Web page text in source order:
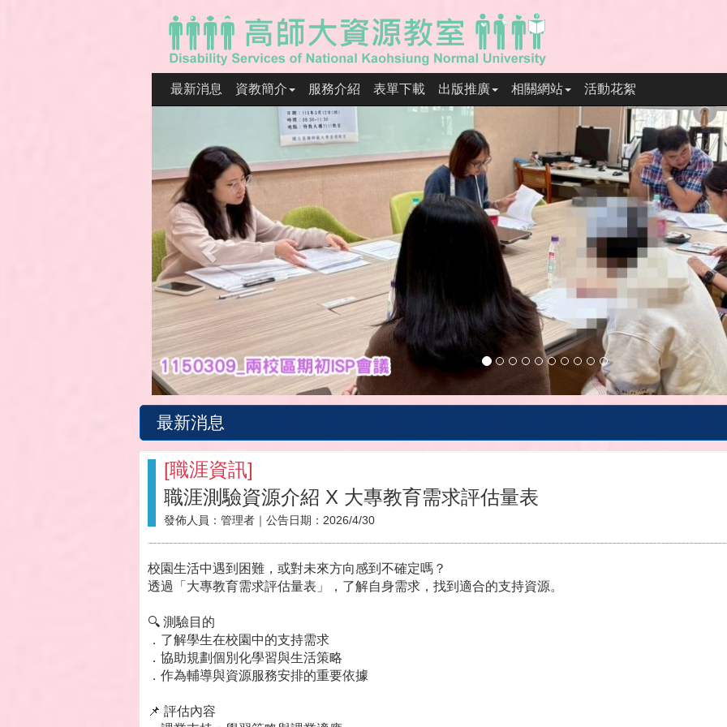
最新消息 資教簡介 服務介紹 表單下載 出版推廣 相關網站 活動花絮
最新消息
[職涯資訊]
職涯測驗資源介紹 X 大專教育需求評估量表
發佈人員： 管理者 ｜公告日期： 2026/4/30
校園生活中遇到困難，或對未來方向感到不確定嗎？
透過「大專教育需求評估量表」，了解自身需求，找到適合的支持資源。
🔍 測驗目的
．了解學生在校園中的支持需求
．協助規劃個別化學習與生活策略
．作為輔導與資源服務安排的重要依據
📌 評估內容